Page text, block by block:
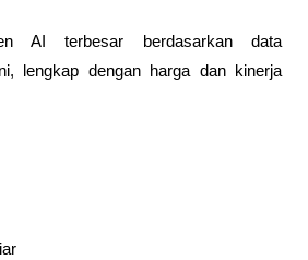
AI terbesar berdasarkan data
lengkap dengan harga dan kinerja